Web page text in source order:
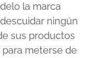
la marca
ningún
sus productos
meterse de